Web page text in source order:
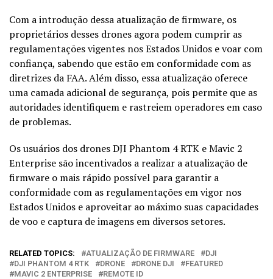
Com a introdução dessa atualização de firmware, os
proprietários desses drones agora podem cumprir as
regulamentações vigentes nos Estados Unidos e voar com
confiança, sabendo que estão em conformidade com as
diretrizes da FAA. Além disso, essa atualização oferece
uma camada adicional de segurança, pois permite que as
autoridades identifiquem e rastreiem operadores em caso
de problemas.
Os usuários dos drones DJI Phantom 4 RTK e Mavic 2
Enterprise são incentivados a realizar a atualização de
firmware o mais rápido possível para garantir a
conformidade com as regulamentações em vigor nos
Estados Unidos e aproveitar ao máximo suas capacidades
de voo e captura de imagens em diversos setores.
RELATED TOPICS: ATUALIZAÇÃO DE FIRMWARE
DJI
DJI PHANTOM 4 RTK
DRONE DRONE DJI
FEATURED
MAVIC 2 ENTERPRISE
REMOTE ID